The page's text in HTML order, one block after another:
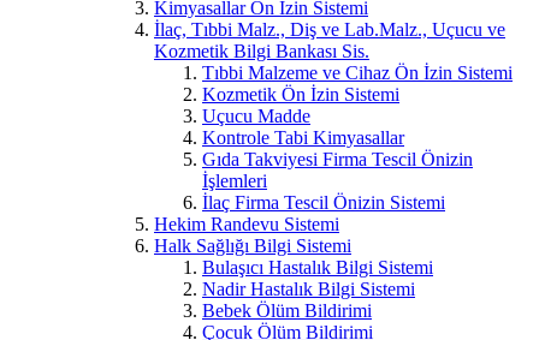
Kimyasallar Ön İzin Sistemi
İlaç, Tıbbi Malz., Diş ve Lab.Malz., Uçucu ve
Kozmetik Bilgi Bankası Sis.
Tıbbi Malzeme ve Cihaz Ön İzin Sistemi
Kozmetik Ön İzin Sistemi
Uçucu Madde
Kontrole Tabi Kimyasallar
Gıda Takviyesi Firma Tescil Önizin
İşlemleri
İlaç Firma Tescil Önizin Sistemi
Hekim Randevu Sistemi
Halk Sağlığı Bilgi Sistemi
Bulaşıcı Hastalık Bilgi Sistemi
Nadir Hastalık Bilgi Sistemi
Bebek Ölüm Bildirimi
Çocuk Ölüm Bildirimi